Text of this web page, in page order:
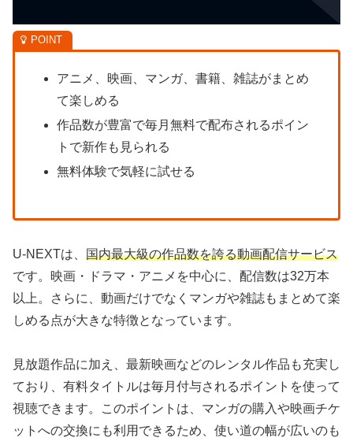
アニメ、映画、マンガ、書籍、雑誌がまとめ
て楽しめる
作品数が豊富で毎月無料で配布されるポイン
トで新作も見られる
無料体験で気軽に試せる
U-NEXTは、 国内最大級の作品数を誇る動画配信サービス
です。映画・ドラマ・アニメを中心に、配信数は32万本
以上。さらに、動画だけでなくマンガや雑誌もまとめて楽
しめる点が大きな特徴となっています。
見放題作品に加え、最新映画などのレンタル作品も充実し
ており、有料タイトルは毎月付与されるポイントを使って
視聴できます。このポイントは、マンガの購入や映画チケ
ットへの交換にも利用できるため、使い道の幅が広いのも